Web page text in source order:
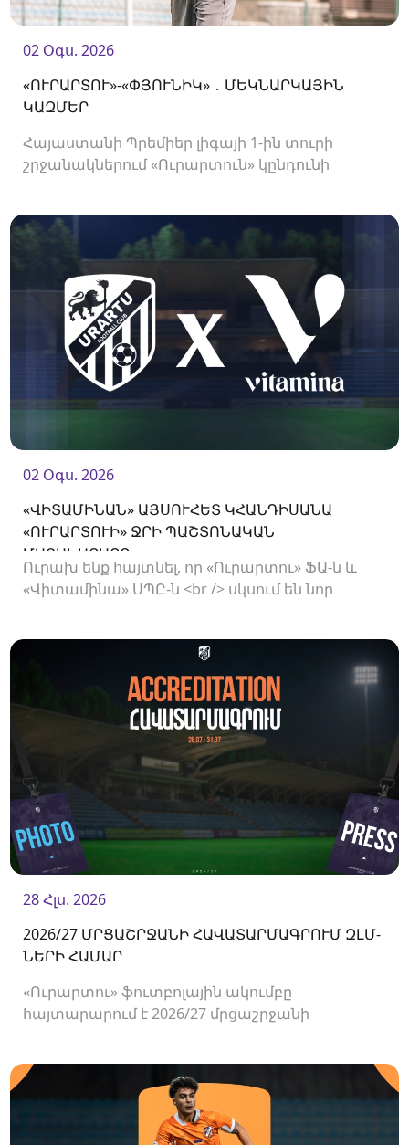
02 Օգս. 2026
«ՈՒՐԱՐՏՈՒ»-«ՓՅՈՒՆԻԿ» ․ ՄԵԿՆԱՐԿԱՅԻՆ
ԿԱԶՄԵՐ
Հայաստանի Պրեմիեր լիգայի 1-ին տուրի
շրջանակներում «Ուրարտուն» կընդունի
02 Օգս. 2026
«ՎԻՏԱՄԻՆԱՆ» ԱՅՍՈՒՀԵՏ ԿՀԱՆԴԻՍԱՆԱ
«ՈՒՐԱՐՏՈՒԻ» ՋՐԻ ՊԱՇՏՈՆԱԿԱՆ
ՄԱՏԱԿԱՐԱՐԸ
Ուրախ ենք հայտնել, որ «Ուրարտու» ՖԱ-ն և
«Վիտամինա» ՍՊԸ-ն <br /> սկսում են նոր
28 Հլս. 2026
2026/27 ՄՐՑԱՇՐՋԱՆԻ ՀԱՎԱՏԱՐՄԱԳՐՈՒՄ ԶԼՄ-
ՆԵՐԻ ՀԱՄԱՐ
«Ուրարտու» ֆուտբոլային ակումբը
հայտարարում է 2026/27 մրցաշրջանի
մեկնարկի մասին։